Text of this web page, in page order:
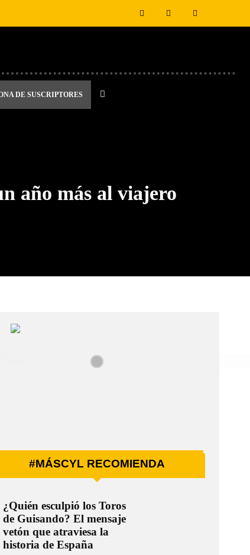
DE SUSCRIPTORES
año más al viajero
#MÁSCYL RECOMIENDA
¿Quién esculpió los Toros
de Guisando? El mensaje
vetón que atraviesa la
historia de España